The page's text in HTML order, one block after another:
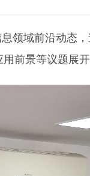
领域前沿动态
前景等议题展开